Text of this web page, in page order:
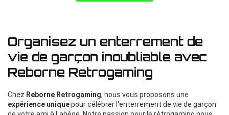
Organisez un enterrement de
vie de garçon inoubliable avec
Reborne Retrogaming
Chez Reborne Retrogaming, nous vous proposons une
expérience uniquepour célébrer l'enterrement de vie de garçon